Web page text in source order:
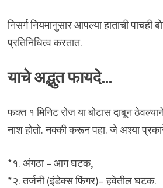
निसर्ग नियमानुसार आपल्या हाताची पाचही
प्रतिनिधित्व करतात.
याचे अद्भुत फायदे…
फक्त १ मिनिट रोज या बोटास दाबून
नाश होतो. नक्की करून पहा. जे अश्या
*१. अंगठा – आग घटक,
*२. तर्जनी (इंडेक्स फिंगर)– हवेतील घटक.